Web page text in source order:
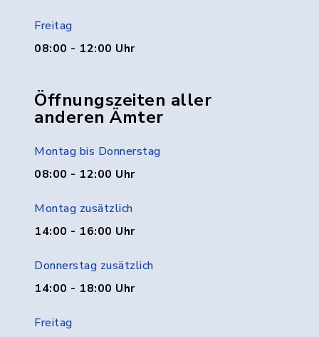
Freitag
08:00 - 12:00 Uhr
Öffnungszeiten aller
anderen Ämter
Montag bis Donnerstag
08:00 - 12:00 Uhr
Montag zusätzlich
14:00 - 16:00 Uhr
Donnerstag zusätzlich
14:00 - 18:00 Uhr
Freitag